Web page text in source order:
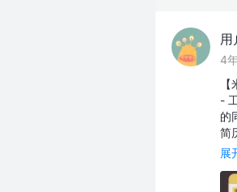
4
-
的
简
展